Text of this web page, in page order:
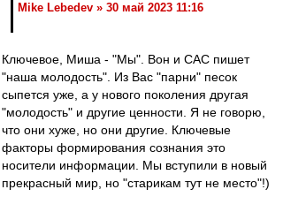
Mike Lebedev » 30 май 2023 11:16
Ключевое, Миша - "Мы". Вон и САС пишет
"наша молодость". Из Вас "парни" песок
сыпется уже, а у нового поколения другая
"молодость" и другие ценности. Я не говорю,
что они хуже, но они другие. Ключевые
факторы формирования сознания это
носители информации. Мы вступили в новый
прекрасный мир, но "старикам тут не место"!)